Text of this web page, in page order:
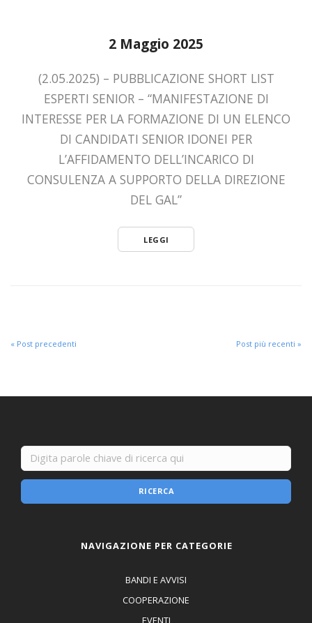
2 Maggio 2025
(2.05.2025) – PUBBLICAZIONE SHORT LIST
ESPERTI SENIOR – “MANIFESTAZIONE DI
INTERESSE PER LA FORMAZIONE DI UN ELENCO
DI CANDIDATI SENIOR IDONEI PER
L’AFFIDAMENTO DELL’INCARICO DI
CONSULENZA A SUPPORTO DELLA DIREZIONE
DEL GAL”
LEGGI
« Post precedenti Post più recenti »
RICERCA
NAVIGAZIONE PER CATEGORIE
BANDI E AVVISI
COOPERAZIONE
EVENTI